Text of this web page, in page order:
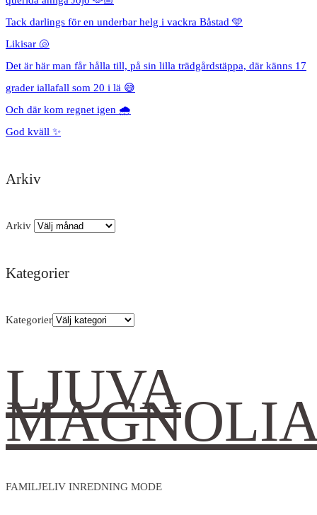
Tack darlings för en underbar helg i vackra Båstad 🩵
Likisar 🐚
Det är här man får hålla till, på sin lilla trädgårdstäppa, där känns 17
grader iallafall som 20 i lä 😅
Och där kom regnet igen 🌧️
God kväll ✨
Arkiv
Arkiv
Kategorier
Kategorier
LJUVA
FAMILJELIV INREDNING MODE